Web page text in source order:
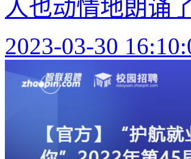
人也动情地朗诵
2023-03-30